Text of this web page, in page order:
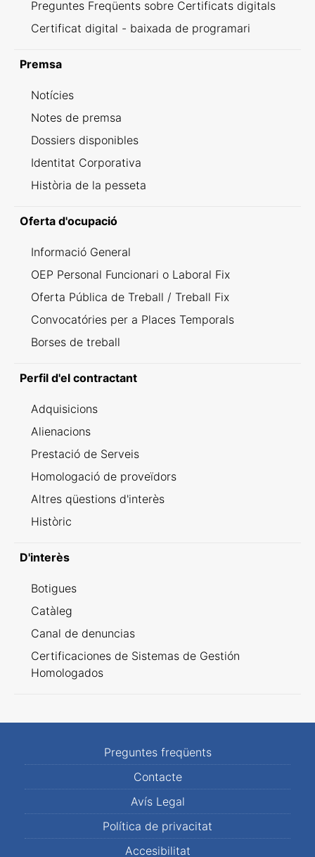
Preguntes Freqüents sobre Certificats digitals
Certificat digital - baixada de programari
Premsa
Notícies
Notes de premsa
Dossiers disponibles
Identitat Corporativa
Història de la pesseta
Oferta d'ocupació
Informació General
OEP Personal Funcionari o Laboral Fix
Oferta Pública de Treball / Treball Fix
Convocatóries per a Places Temporals
Borses de treball
Perfil d'el contractant
Adquisicions
Alienacions
Prestació de Serveis
Homologació de proveïdors
Altres qüestions d'interès
Històric
D'interès
Botigues
Catàleg
Canal de denuncias
Certificaciones de Sistemas de Gestión
Homologados
Preguntes freqüents
Contacte
Avís Legal
Política de privacitat
Accesibilitat